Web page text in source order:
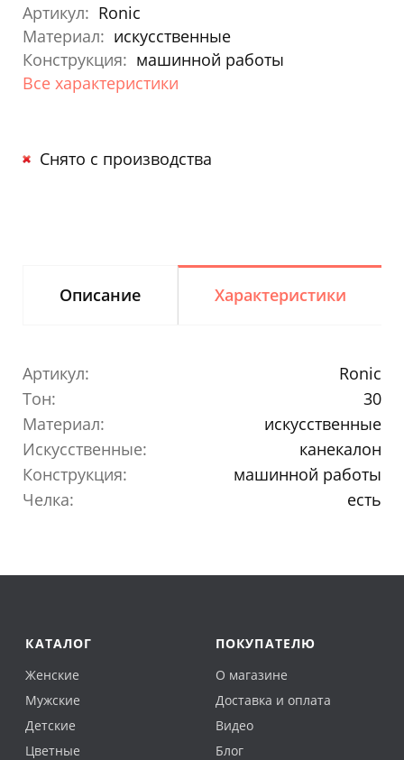
Артикул: Ronic
Материал: искусственные
Конструкция: машинной работы
Все характеристики
Снято с производства
Описание Характеристики
Артикул:
Ronic
Тон:
30
Материал:
искусственные
Искусственные:
канекалон
Конструкция:
машинной работы
Челка:
есть
КАТАЛОГ
Женские
Мужские
Детские
Цветные
ПОКУПАТЕЛЮ
О магазине
Доставка и оплата
Видео
Блог